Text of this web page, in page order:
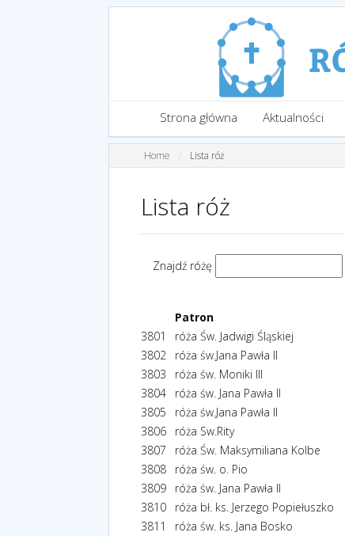
Strona główna Aktualności
Home Lista róż
Lista róż
Znajdź różę
Patron
3801
róża Św. Jadwigi Śląskiej
3802
róża św.Jana Pawła II
3803
róża św. Moniki III
3804
róża św. Jana Pawła II
3805
róża św.Jana Pawła II
3806
róża Sw.Rity
3807
róża Św. Maksymiliana Kolbe
3808
róża św. o. Pio
3809
róża św. Jana Pawła II
3810
róża bł. ks. Jerzego Popiełuszko
3811
róża św. ks. Jana Bosko